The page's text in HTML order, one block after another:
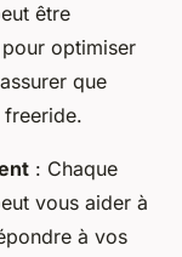
être
optimiser
que
: Chaque
vous aider à
à vos